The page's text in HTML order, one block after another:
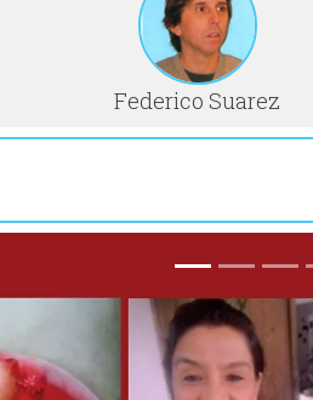
Federico Suarez